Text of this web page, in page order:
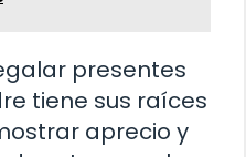
presentes
tiene sus raíces
aprecio y